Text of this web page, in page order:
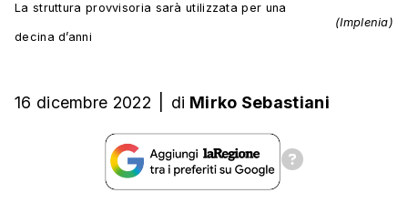
La struttura provvisoria sarà utilizzata per una
decina d’anni
(Implenia)
16 dicembre 2022 di Mirko Sebastiani